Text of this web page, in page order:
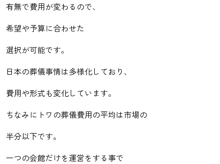
有無で費用が変わるので、
希望や予算に合わせた
選択が可能です。
日本の葬儀事情は多様化しており、
費用や形式も変化しています。
ちなみにトワの葬儀費用の平均は市場の
半分以下です。
一つの会館だけを運営をする事で